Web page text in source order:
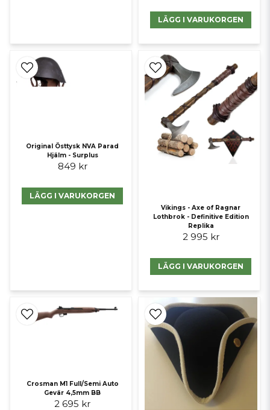
LÄGG I VARUKORGEN
Original Östtysk NVA Parad
Hjälm - Surplus
849 kr
LÄGG I VARUKORGEN
Vikings - Axe of Ragnar
Lothbrok - Definitive Edition
Replika
2 995 kr
LÄGG I VARUKORGEN
Crosman M1 Full/Semi Auto
Gevär 4,5mm BB
2 695 kr